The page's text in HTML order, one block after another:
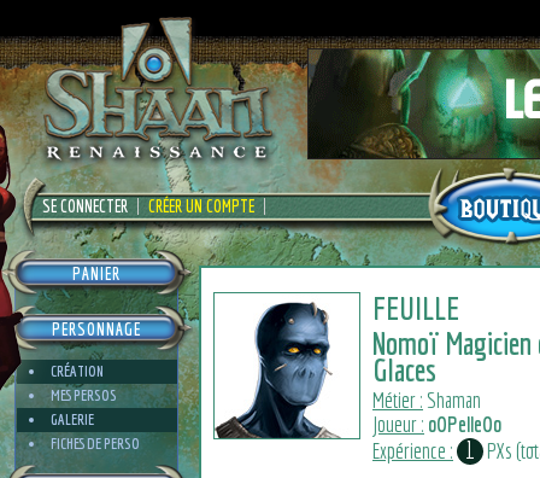
SE CONNECTER CRÉER UN COMPTE
PANIER
PERSONNAGE
CRÉATION
MES PERSOS
GALERIE
FICHES DE PERSO
FEUILLE
Nomoï Magicien
Glaces
Métier : Shaman
Joueur : oOPelleOo
Expérience : 1 PXs